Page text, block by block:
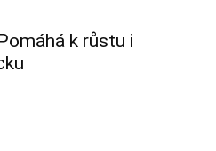
k růstu i